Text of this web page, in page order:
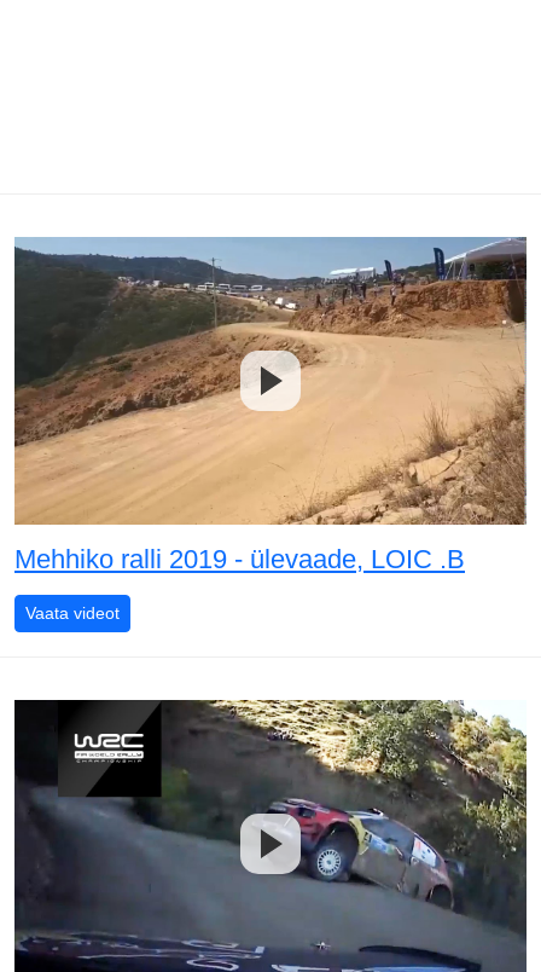
Mehhiko ralli 2019 - ülevaade, LOIC .B
Vaata videotMehhiko ralli 2019 - ülevaade, LOIC .B